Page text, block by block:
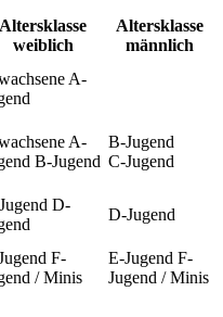
Altersklasse
weiblich
Altersklasse
männlich
A-
A-
B-Jugend
B-Jugend
C-Jugend
D-
D-Jugend
F-
/ Minis
E-Jugend F-
Jugend / Minis